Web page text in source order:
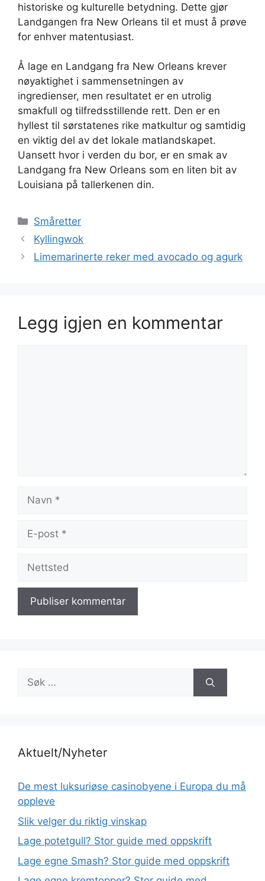
historiske og kulturelle betydning. Dette gjør
Landgangen fra New Orleans til et must å prøve
for enhver matentusiast.
Å lage en Landgang fra New Orleans krever
nøyaktighet i sammensetningen av
ingredienser, men resultatet er en utrolig
smakfull og tilfredsstillende rett. Den er en
hyllest til sørstatenes rike matkultur og samtidig
en viktig del av det lokale matlandskapet.
Uansett hvor i verden du bor, er en smak av
Landgang fra New Orleans som en liten bit av
Louisiana på tallerkenen din.
Kategorier
Småretter
Kyllingwok
Limemarinerte reker med avocado og agurk
Legg igjen en kommentar
Navn
Nettsted
Søk
etter:
Aktuelt/Nyheter
De mest luksuriøse casinobyene i Europa du må
oppleve
Slik velger du riktig vinskap
Lage potetgull? Stor guide med oppskrift
Lage egne Smash? Stor guide med oppskrift